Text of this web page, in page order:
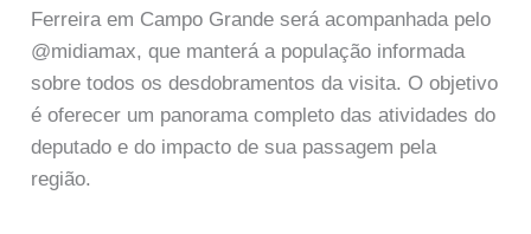
Ferreira em Campo Grande será acompanhada pelo
@midiamax, que manterá a população informada
sobre todos os desdobramentos da visita. O objetivo
é oferecer um panorama completo das atividades do
deputado e do impacto de sua passagem pela
região.